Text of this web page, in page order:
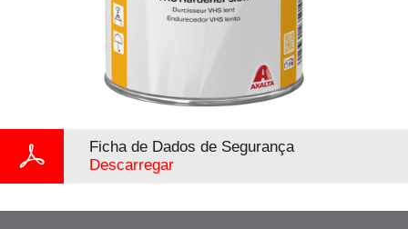
Ficha de Dados de Segurança
Descarregar